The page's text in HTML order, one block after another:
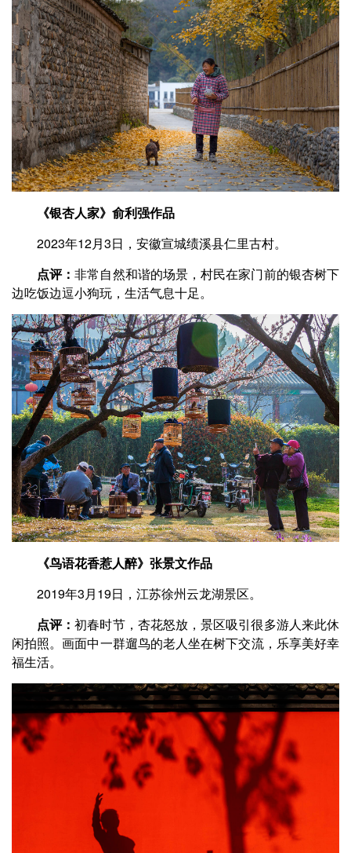
《银杏人家》俞利强作品
2023年12月3日，安徽宣城绩溪县仁里古村。
点评：非常自然和谐的场景，村民在家门前的银杏树下
边吃饭边逗小狗玩，生活气息十足。
《鸟语花香惹人醉》张景文作品
2019年3月19日，江苏徐州云龙湖景区。
点评：初春时节，杏花怒放，景区吸引很多游人来此休
闲拍照。画面中一群遛鸟的老人坐在树下交流，乐享美好幸
福生活。